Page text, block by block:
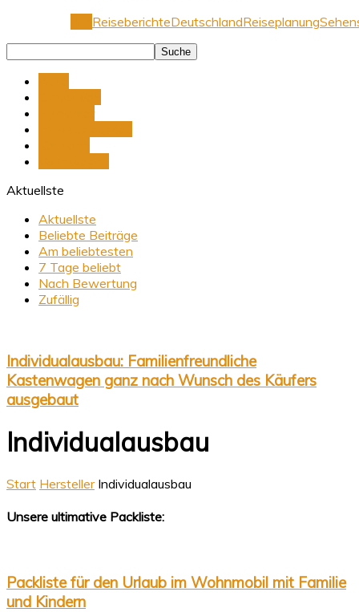
ReiseberichteDeutschlandReiseplanung
Aktuellste
Aktuellste
Beliebte Beiträge
Am beliebtesten
7 Tage beliebt
Nach Bewertung
Zufällig
Individualausbau: Familienfreundliche
Kastenwagen ganz nach Wunsch des Käufers
ausgebaut
Individualausbau
Start Hersteller Individualausbau
Unsere ultimative Packliste:
Packliste für den Urlaub im Wohnmobil mit Familie
und Kindern